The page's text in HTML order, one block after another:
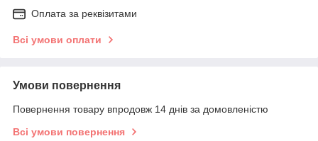
Оплата за реквізитами
Всі умови оплати
Умови повернення
Повернення товару впродовж 14 днів за домовленістю
Всі умови повернення